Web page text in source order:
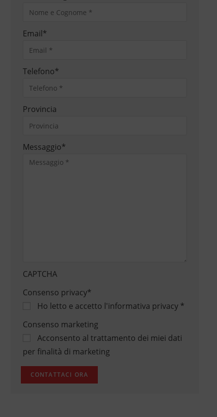
Email*
Telefono*
Provincia
Messaggio*
CAPTCHA
Consenso privacy*
Ho letto e accetto l'informativa privacy*
Consenso marketing
Acconsento al trattamento dei miei dati
per finalità di marketing